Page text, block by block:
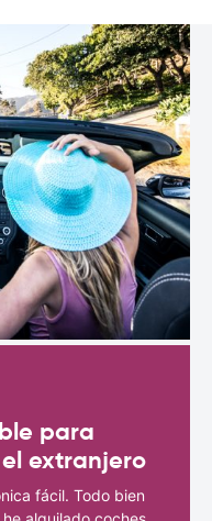
para
extranjero
fácil. Todo bien